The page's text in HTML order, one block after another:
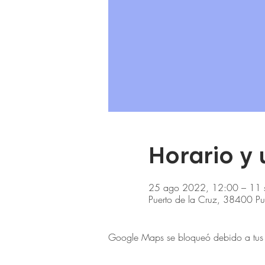
Horario y
25 ago 2022, 12:00 – 11
Puerto de la Cruz, 38400
Google Maps se bloqueó debido a